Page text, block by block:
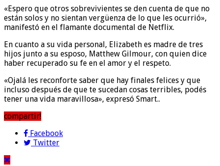
«Espero que otros sobrevivientes se den cuenta de que no
están solos y no sientan vergüenza de lo que les ocurrió»,
manifestó en el flamante documental de Netflix.
En cuanto a su vida personal, Elizabeth es madre de tres
hijos junto a su esposo, Matthew Gilmour, con quien dice
haber recuperado su fe en el amor y el respeto.
«Ojalá les reconforte saber que hay finales felices y que
incluso después de que te sucedan cosas terribles, podés
tener una vida maravillosa», expresó Smart..
compartir!
Facebook
Twitter